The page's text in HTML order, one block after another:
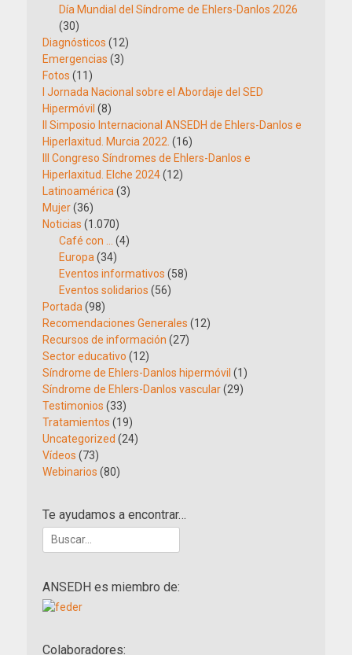
Día Mundial del Síndrome de Ehlers-Danlos 2026
(30)
Diagnósticos (12)
Emergencias (3)
Fotos (11)
I Jornada Nacional sobre el Abordaje del SED
Hipermóvil (8)
II Simposio Internacional ANSEDH de Ehlers-Danlos e
Hiperlaxitud. Murcia 2022. (16)
III Congreso Síndromes de Ehlers-Danlos e
Hiperlaxitud. Elche 2024(12)
Latinoamérica (3)
Mujer(36)
Noticias (1.070)
Café con …
(4)
Europa (34)
Eventos informativos (58)
Eventos solidarios (56)
Portada (98)
Recomendaciones Generales (12)
Recursos de información (27)
Sector educativo (12)
Síndrome de Ehlers-Danlos hipermóvil (1)
Síndrome de Ehlers-Danlos vascular(29)
Testimonios (33)
Tratamientos (19)
Uncategorized (24)
Vídeos (73)
Webinarios (80)
Te ayudamos a encontrar…
Buscar:
ANSEDH es miembro de:
Colaboradores: